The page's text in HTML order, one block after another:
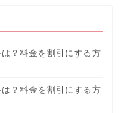
？料金を割引にする方
？料金を割引にする方